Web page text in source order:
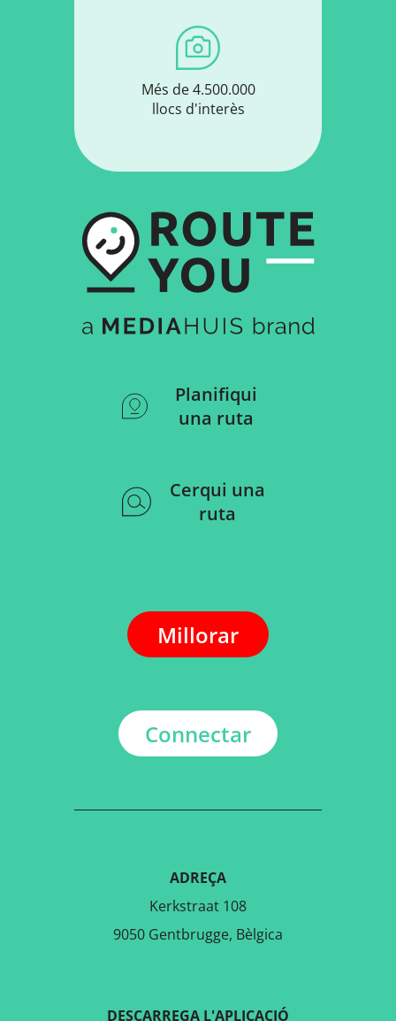
Més de 4.500.000
llocs d'interès
Planifiqui
una ruta
Cerqui una
ruta
Millorar
Connectar
ADREÇA
Kerkstraat 108
9050 Gentbrugge, Bèlgica
DESCARREGA L'APLICACIÓ